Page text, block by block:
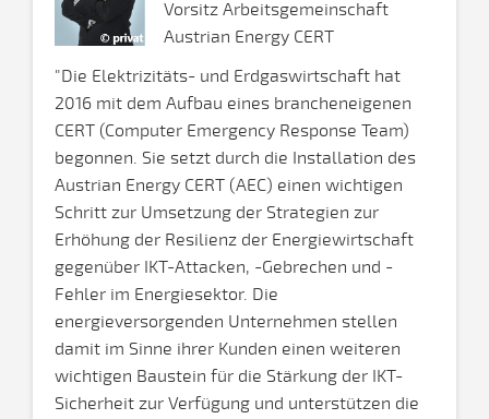
Vorsitz Arbeitsgemeinschaft
Austrian Energy CERT
"Die Elektrizitäts- und Erdgaswirtschaft hat
2016 mit dem Aufbau eines brancheneigenen
CERT (Computer Emergency Response Team)
begonnen. Sie setzt durch die Installation des
Austrian Energy CERT (AEC) einen wichtigen
Schritt zur Umsetzung der Strategien zur
Erhöhung der Resilienz der Energiewirtschaft
gegenüber IKT-Attacken, -Gebrechen und -
Fehler im Energiesektor. Die
energieversorgenden Unternehmen stellen
damit im Sinne ihrer Kunden einen weiteren
wichtigen Baustein für die Stärkung der IKT-
Sicherheit zur Verfügung und unterstützen die